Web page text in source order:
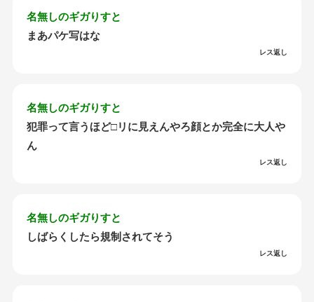
名無しのギガりすと
まあパケ写はな
レス返し
名無しのギガりすと
犯罪って言うほど□リに見えんやろ顔とか完全に大人や
ん
レス返し
名無しのギガりすと
しばらくしたら規制されてそう
レス返し